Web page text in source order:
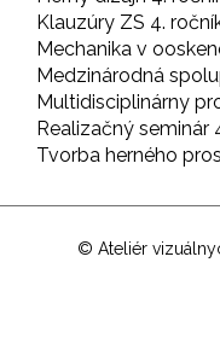
Klauzúry ZS 4.
Mechanika v
Medzinárodná
Multidisciplinárny
Realizačný seminár
Tvorba herného
© Ateliér